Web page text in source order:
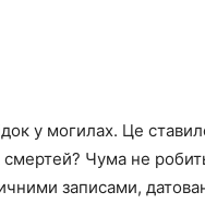
у могилах. Це
Чума не
записами,